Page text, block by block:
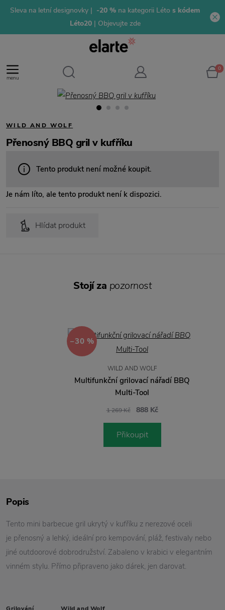
Sleva na letní designovky | -20 % na kategorii Léto s kódem
Léto20 | Objevujte zde
menu
0
WILD AND WOLF
Přenosný BBQ gril v kufříku
Tento produkt není možné koupit.
Je nám líto, ale tento produkt není k dispozici.
Hlídat produkt
Popis
Tento mini barbecue gril ukrytý v kufříku z nerezové oceli
je přenosný a lehký, ideální pro kempování, pláž, festivaly nebo
jiné outdoorové dobrodružství. Zabaleno v krabici v elegantním
vinném stylu. Přímo připraveno jako dárek, jen darovat.
Stojí za pozornost
−30 %
WILD AND WOLF
Multifunkční grilovací nářadí BBQ
Multi-Tool
1 269 Kč 888 Kč
Přikoupit